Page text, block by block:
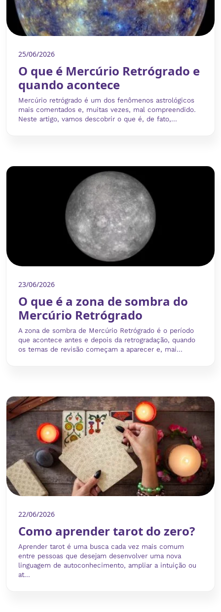
25/06/2026
O que é Mercúrio Retrógrado e
quando acontece
Mercúrio retrógrado é um dos fenômenos astrológicos
mais comentados e, muitas vezes, mal compreendido.
Neste artigo, vamos descobrir o que é, de fato,...
23/06/2026
O que é a zona de sombra do
Mercúrio Retrógrado
A zona de sombra de Mercúrio Retrógrado é o período
que acontece antes e depois da retrogradação, quando
os temas de revisão começam a aparecer e, mai...
22/06/2026
Como aprender tarot do zero?
Aprender tarot é uma busca cada vez mais comum
entre pessoas que desejam desenvolver uma nova
linguagem de autoconhecimento, ampliar a intuição ou
at...